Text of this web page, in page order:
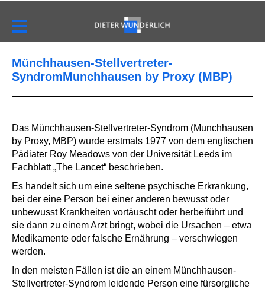
Münchhausen-Stellvertreter-
SyndromMunchhausen by Proxy (MBP)
Das Münchhausen-Stellvertreter-Syndrom (Munchhausen
by Proxy, MBP) wurde erstmals 1977 von dem englischen
Pädiater Roy Meadows von der Universität Leeds im
Fachblatt „The Lancet“ beschrieben.
Es handelt sich um eine seltene psychische Erkrankung,
bei der eine Person bei einer anderen bewusst oder
unbewusst Krankheiten vortäuscht oder herbeiführt und
sie dann zu einem Arzt bringt, wobei die Ursachen – etwa
Medikamente oder falsche Ernährung – verschwiegen
werden.
In den meisten Fällen ist die an einem Münchhausen-
Stellvertreter-Syndrom leidende Person eine fürsorgliche